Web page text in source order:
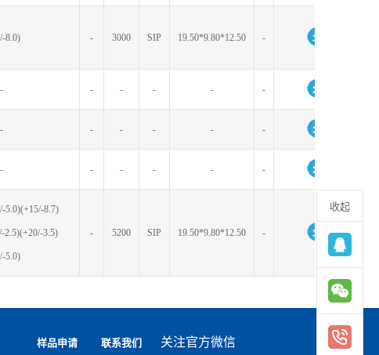
8.0) - 3000 SIP 19.50*9.80*12.50 -
- - - - - -
- - - - - -
- - - - - -
5.0)(+15/-8.7)
2.5)(+20/-3.5)
5.0)
- 5200 SIP 19.50*9.80*12.50 -
样品申请 联系我们 关注官方微信
收起